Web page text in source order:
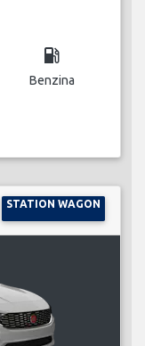
local_gas_station
Benzina
STATION WAGON